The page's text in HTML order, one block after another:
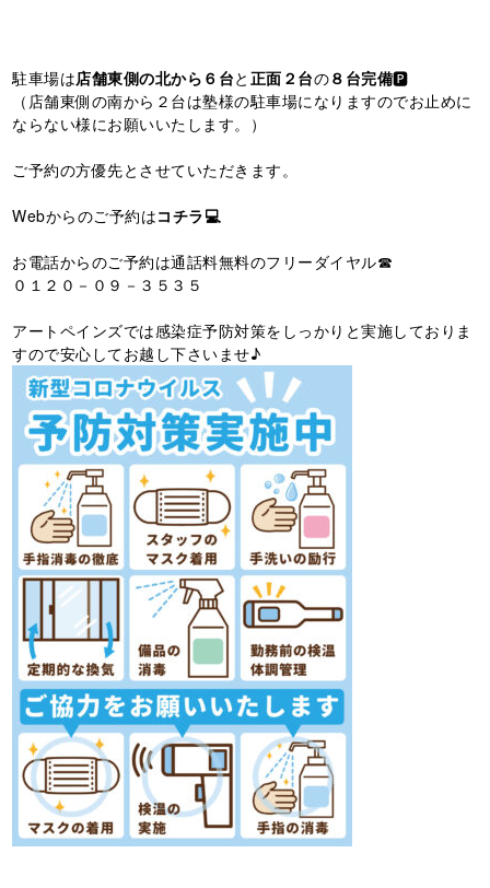
駐車場は店舗東側の北から６台と 正面２台の８台完備🅿️
（店舗東側の南から２台は塾様の駐車場になりますのでお止めに
ならない様にお願いいたします。）
ご予約の方優先とさせていただきます。
Webからのご予約はコチラ💻
お電話からのご予約は通話料無料のフリーダイヤル☎
０１２０－０９－３５３５
アートペインズでは感染症予防対策をしっかりと実施しておりま
すので安心してお越し下さいませ♪